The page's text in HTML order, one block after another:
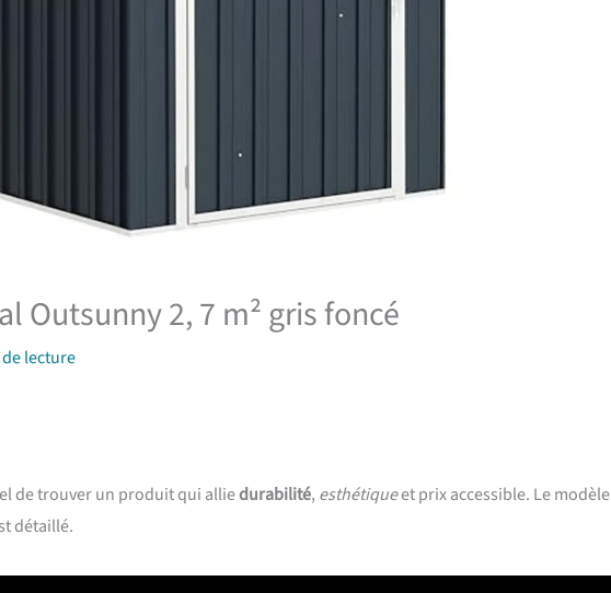
Outsunny 2, 7 m² gris foncé
lecture
de trouver un produit qui alliedurabilité, esthétiqueet prix accessible. Le modèle
détaillé.